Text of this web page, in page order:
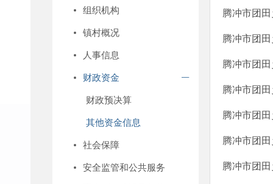
组织机构
镇村概况
人事信息
财政资金
财政预决算
其他资金信息
社会保障
安全监管和公共服务
腾冲市团
腾冲市团
腾冲市团
腾冲市团
腾冲市团
腾冲市团
腾冲市团